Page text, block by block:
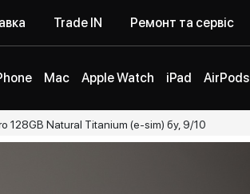
Trade IN Ремонт та сервіс
Mac Apple Watch iPad AirPods
128GB Natural Titanium (e-sim) бу, 9/10